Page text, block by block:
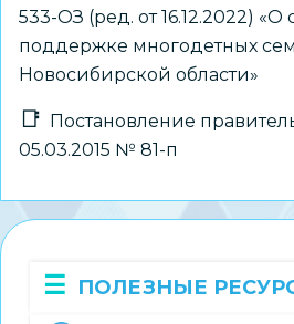
533-ОЗ (ред. от 16.12.2022)
поддержке многодетных
Новосибирской области»
Постановление
05.03.2015 № 81-п
ПОЛЕЗНЫЕ